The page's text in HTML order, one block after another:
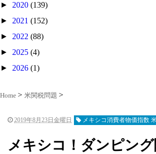
► 2020 (139)
► 2021 (152)
► 2022 (88)
► 2025 (4)
► 2026 (1)
Home 米関税問題
2019年8月23日金曜日 メキシコ消費者物価指数
メキシコ！ダンピン